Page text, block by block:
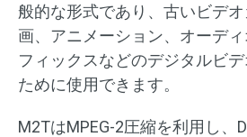
般的な形式であり、古いビデ
画、アニメーション、オーデ
フィックスなどのデジタルビ
ために使用できます。
M2TはMPEG-2圧縮を利用し、